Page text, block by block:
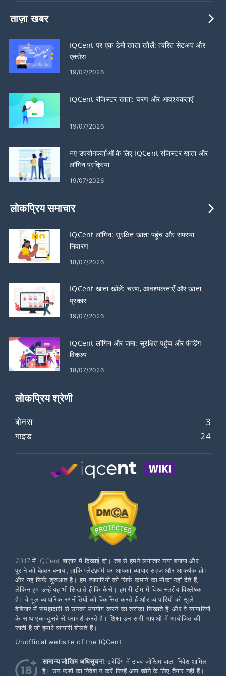
ताज़ा खबर
IQCent पर एक डेमो खाता खोलें: त्वरित सेटअप और
एक्सेस
19/07/2026
IQCent रजिस्टर खाता: चरण और आवश्यकताएँ
19/07/2026
नए उपयोगकर्ताओं के लिए IQCent रजिस्टर खाता और
लॉगिन प्रक्रिया
19/07/2026
लोकप्रिय समाचार
IQCent लॉगिन: सुरक्षित खाता पहुंच और समस्या
निवारण
18/07/2026
IQCent खाता खोलें: चरण, आवश्यकताएँ और खाता
प्रकार
19/07/2026
IQCent लॉगिन और जमा: सुरक्षित पहुंच और फंडिंग
विकल्प
18/07/2026
लोकप्रिय श्रेणी
बोनस
3
गाइड
24
2017 में IQCent बाज़ार में दिखाई दी। तब से हमने लगातार नया बनाया और
पुराने को बेहतर बनाया, ताकि प्लेटफ़ॉर्म पर आपका व्यापार सहज और आकर्षक हो।
और यह सिर्फ शुरुआत है। हम व्यापारियों को सिर्फ कमाने का मौका नहीं देते हैं,
लेकिन हम उन्हें यह भी सिखाते हैं कि कैसे। हमारी टीम में विश्व स्तरीय विश्लेषक
हैं। वे मूल व्यापारिक रणनीतियों को विकसित करते हैं और व्यापारियों को खुले
वेबिनार में समझदारी से उनका उपयोग करने का तरीका सिखाते हैं, और वे व्यापारियों
के साथ एक-दूसरे से परामर्श करते हैं। शिक्षा उन सभी भाषाओं में आयोजित की
जाती है जो हमारे व्यापारी बोलते हैं।
Unofficial website of the IQCent
सामान्य जोखिम अधिसूचना: ट्रेडिंग में उच्च जोखिम वाला निवेश शामिल
है। उन फंडों का निवेश न करें जिन्हें आप खोने के लिए तैयार नहीं हैं।